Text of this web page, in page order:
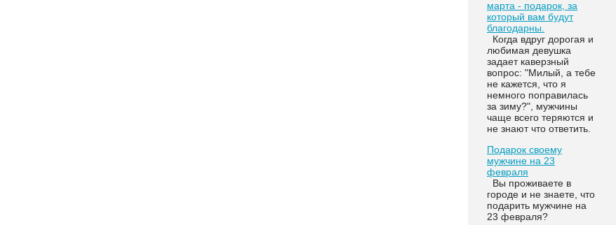
марта - подарок, за
который вам будут
благодарны.
Когда вдруг дорогая и
любимая девушка
задает каверзный
вопрос: "Милый, а тебе
не кажется, что я
немного поправилась
за зиму?", мужчины
чаще всего теряются и
не знают что ответить.
Подарок своему
мужчине на 23
февраля
Вы проживаете в
городе и не знаете, что
подарить мужчине на
23 февраля?